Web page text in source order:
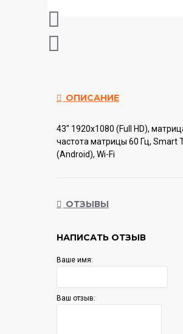
ОПИСАНИЕ
43" 1920x1080 (Full HD),
частота матрицы 60 Гц, Smart
(Android), Wi-Fi
ОТЗЫВЫ
НАПИСАТЬ ОТЗЫВ
Ваше имя:
Ваш отзыв: